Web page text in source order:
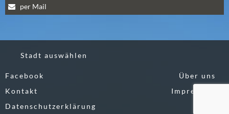
)
E
E
M
B
per Mail
Stadt auswählen
Facebook
Über uns
Kontakt
Impressum
Datenschutzerklärung